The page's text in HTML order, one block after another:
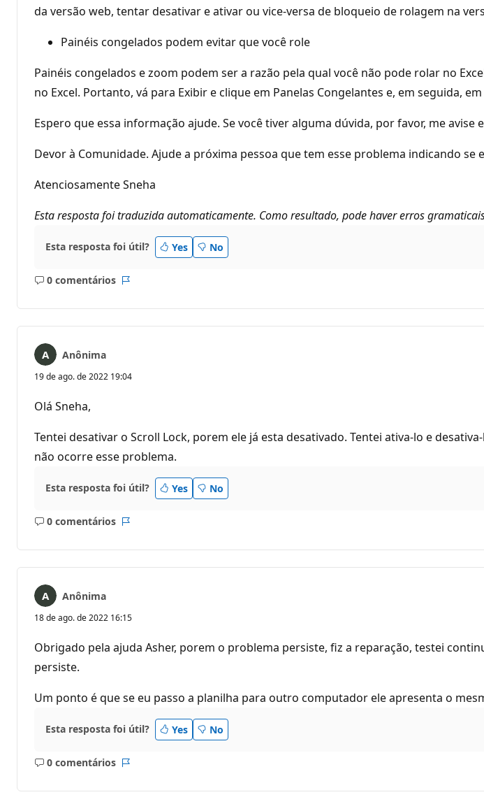
da versão web, tentar desativar e ativar ou vice-versa de bloqueio de rolagem na
Painéis congelados podem evitar que você role
Painéis congelados e zoom podem ser a razão pela qual você não pode rolar no
no Excel. Portanto, vá para Exibir e clique em Panelas Congelantes e, em seguida,
Espero que essa informação ajude. Se você tiver alguma dúvida, por favor, me avise
Devor à Comunidade. Ajude a próxima pessoa que tem esse problema indicando
Atenciosamente Sneha
Esta resposta foi traduzida automaticamente. Como resultado, pode haver erros
Esta resposta foi útil? Yes No
0 comentários
Sem
Anônima
19 de ago. de 2022 19:04
Olá Sneha,
Tentei desativar o Scroll Lock, porem ele já esta desativado. Tentei ativa-lo e
não ocorre esse problema.
Esta resposta foi útil? Yes No
0 comentários
Sem
Anônima
18 de ago. de 2022 16:15
Obrigado pela ajuda Asher, porem o problema persiste, fiz a reparação, testei
persiste.
Um ponto é que se eu passo a planilha para outro computador ele apresenta o
Esta resposta foi útil? Yes No
0 comentários
Sem